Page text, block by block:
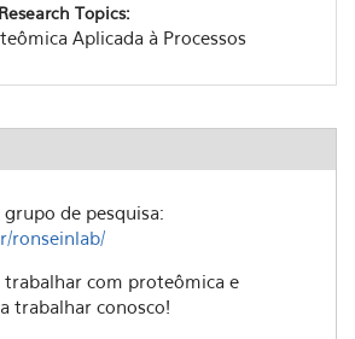
Topics:
Aplicada à Processos
de pesquisa:
ronseinlab/
trabalhar com proteômica e
trabalhar conosco!